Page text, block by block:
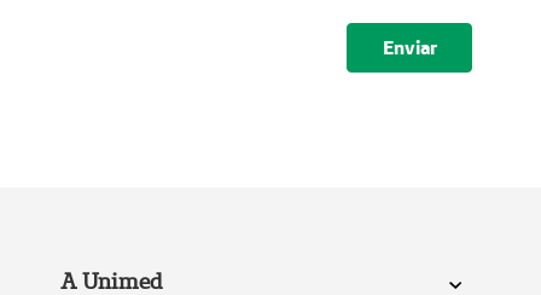
Submeter
A Unimed